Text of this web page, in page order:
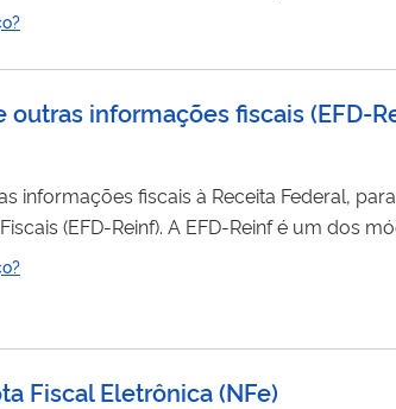
outras informações fiscais(EFD-
informações fiscais à Receita Federal,
é um dos módulos do Sistema
complemento ao Sistema de Escrituração
Fiscal Eletrônica (NFe)